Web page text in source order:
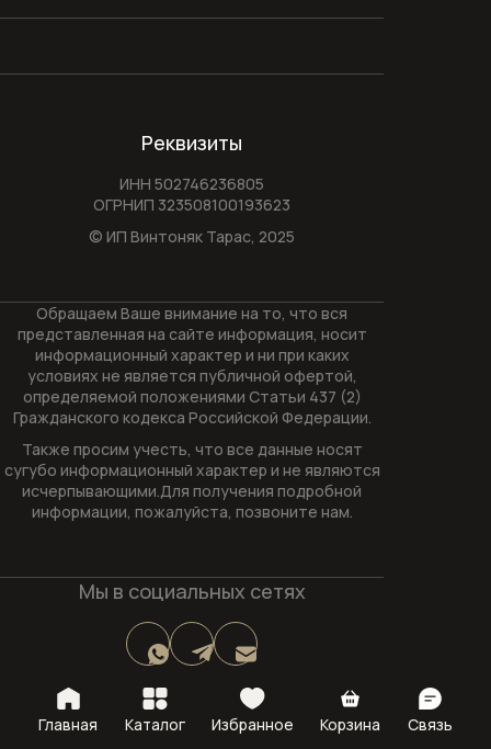
Реквизиты
ИНН 502746236805
ОГРНИП 323508100193623
© ИП Винтоняк Тарас, 2025
Обращаем Ваше внимание на то, что вся
представленная на сайте информация, носит
информационный характер и ни при каких
условиях не является публичной офертой,
определяемой положениями Статьи 437 (2)
Гражданского кодекса Российской Федерации.
Также просим учесть, что все данные носят
сугубо информационный характер и не являются
исчерпывающими.Для получения подробной
информации, пожалуйста, позвоните нам.
Мы в социальных сетях
Главная Каталог Избранное Корзина Связь